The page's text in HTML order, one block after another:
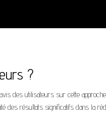
?
avis des utilisateurs sur cette approche
des résultats significatifs dans la